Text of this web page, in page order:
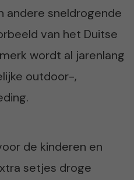
andere sneldrogende
van het Duitse
wordt al jarenlang
outdoor-,
de kinderen en
setjes droge